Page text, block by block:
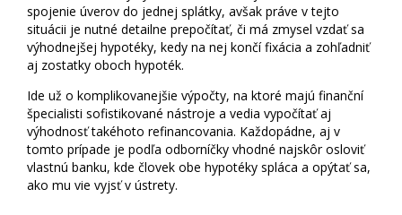
spojenie úverov do jednej splátky, avšak práve v tejto
situácii je nutné detailne prepočítať, či má zmysel vzdať sa
výhodnejšej hypotéky, kedy na nej končí fixácia a zohľadniť
aj zostatky oboch hypoték.
Ide už o komplikovanejšie výpočty, na ktoré majú finanční
špecialisti sofistikované nástroje a vedia vypočítať aj
výhodnosť takéhoto refinancovania. Každopádne, aj v
tomto prípade je podľa odborníčky vhodné najskôr osloviť
vlastnú banku, kde človek obe hypotéky spláca a opýtať sa,
ako mu vie vyjsť v ústrety.